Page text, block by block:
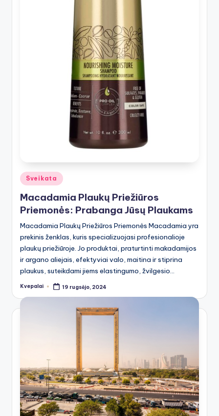
Posted
Sveikata
Macadamia Plaukų Priežiūros
Priemonės: Prabanga Jūsų Plaukams
Macadamia Plaukų Priežiūros Priemonės Macadamia yra
prekinis ženklas, kuris specializuojasi profesionalioje
plaukų priežiūroje. Jo produktai, praturtinti makadamijos
ir argano aliejais, efektyviai valo, maitina ir stiprina
plaukus, suteikdami jiems elastingumo, žvilgesio…
Posted
Kvepalai 19 rugsėjo, 2024